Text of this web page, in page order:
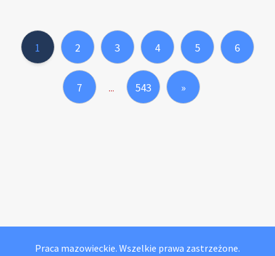
1 2 3 4 5 6
7 ... 543 »
Praca mazowieckie. Wszelkie prawa zastrzeżone.